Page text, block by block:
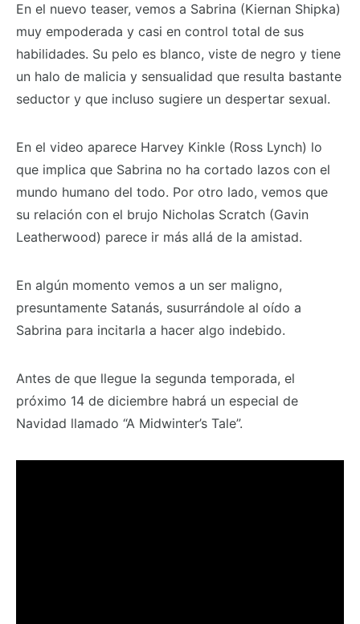
En el nuevo teaser, vemos a Sabrina (Kiernan Shipka)
muy empoderada y casi en control total de sus
habilidades. Su pelo es blanco, viste de negro y tiene
un halo de malicia y sensualidad que resulta bastante
seductor y que incluso sugiere un despertar sexual.
En el video aparece Harvey Kinkle (Ross Lynch) lo
que implica que Sabrina no ha cortado lazos con el
mundo humano del todo. Por otro lado, vemos que
su relación con el brujo Nicholas Scratch (Gavin
Leatherwood) parece ir más allá de la amistad.
En algún momento vemos a un ser maligno,
presuntamente Satanás, susurrándole al oído a
Sabrina para incitarla a hacer algo indebido.
Antes de que llegue la segunda temporada, el
próximo 14 de diciembre habrá un especial de
Navidad llamado “A Midwinter’s Tale”.